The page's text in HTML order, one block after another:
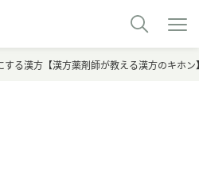
する漢方【漢方薬剤師が教える漢方のキホン